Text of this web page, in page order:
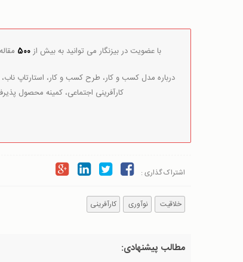
با عضویت در بیزنگار می توانید به بیش از500
درباره مدل کسب و کار، طرح کسب و کار، استارتاپ ناب،
کارآفرینی اجتماعی، کمینه محصول
اشتراک گذاری :
خلاقیت نوآوری کارآفرینی
مطالب پیشنهادی: